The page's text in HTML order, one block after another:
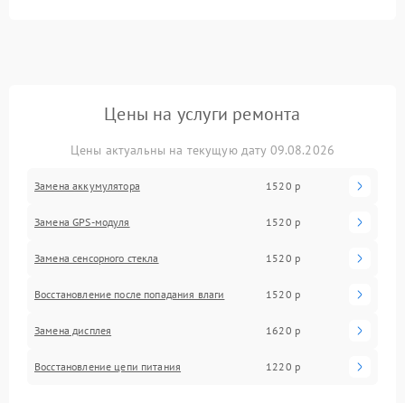
Цены на услуги ремонта
Цены актуальны на текущую дату 09.08.2026
Замена аккумулятора 1520 р
Замена GPS-модуля 1520 р
Замена сенсорного стекла 1520 р
Восстановление после попадания влаги 1520 р
Замена дисплея 1620 р
Восстановление цепи питания 1220 р